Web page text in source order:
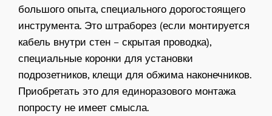
большого опыта, специального дорогостоящего
инструмента. Это штраборез (если монтируется
кабель внутри стен – скрытая проводка),
специальные коронки для установки
подрозетников, клещи для обжима наконечников.
Приобретать это для единоразового монтажа
попросту не имеет смысла.